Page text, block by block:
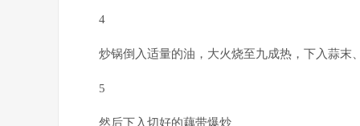
4
炒锅倒入适量的油，大火烧至九成热，下入蒜末
5
然后下入切好的藕带爆炒